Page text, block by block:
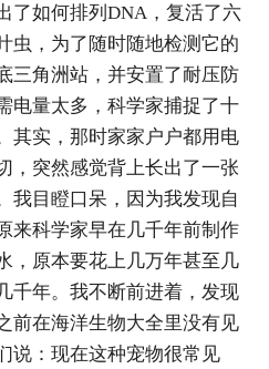
了如何排列DNA，复活了六
，为了随时随地检测它的
三角洲站，并安置了耐压防
电量太多，科学家捕捉了十
其实，那时家家户户都用电
，突然感觉背上长出了一张
我目瞪口呆，因为我发现自
来科学家早在几千年前制作
，原本要花上几万年甚至几
千年。我不断前进着，发现
前在海洋生物大全里没有见
说：现在这种宠物很常见